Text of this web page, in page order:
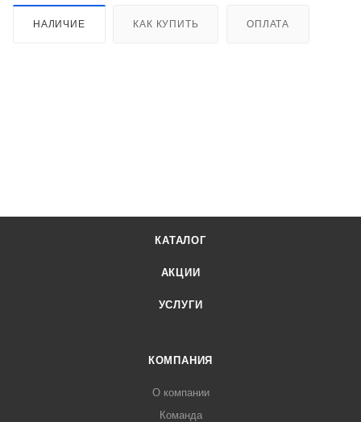
НАЛИЧИЕ КАК КУПИТЬ ОПЛАТА
КАТАЛОГ
АКЦИИ
УСЛУГИ
КОМПАНИЯ
О компании
Команда